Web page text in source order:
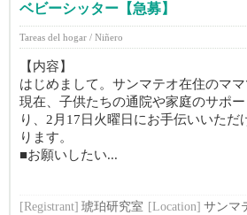
ベビーシッター【急募】
Tareas del hogar / Niñero
【内容】
はじめまして。サンマテオ在住のママ
現在、子供たちの通院や家庭のサポ
り、2月17日火曜日にお手伝いいただ
ります。
■お願いしたい...
[Registrant] 琥珀研究室 [Location] サンマ